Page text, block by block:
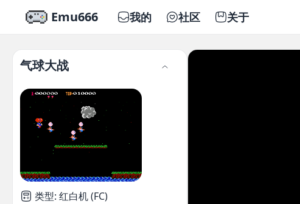
Emu666 我的 社区 关于
气球大战
类型: 红白机 (FC)